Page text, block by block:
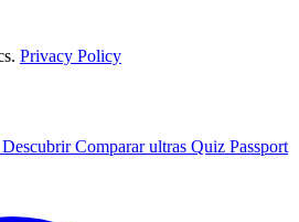
Privacy Policy
DescubrirComparar ultras Quiz Passport